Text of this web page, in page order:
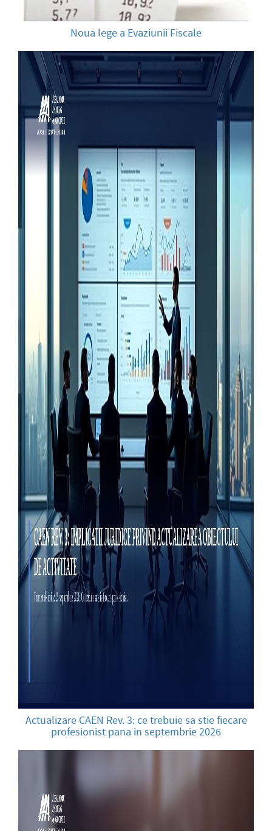
Noua lege a Evaziunii Fiscale
Actualizare CAEN Rev. 3: ce trebuie sa stie fiecare
profesionist pana in septembrie 2026